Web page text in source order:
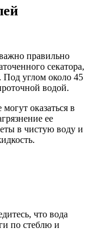
правильно
секатора,
Под углом около 45
водой.
оказаться в
ее
в чистую воду и
что вода
по стеблю и